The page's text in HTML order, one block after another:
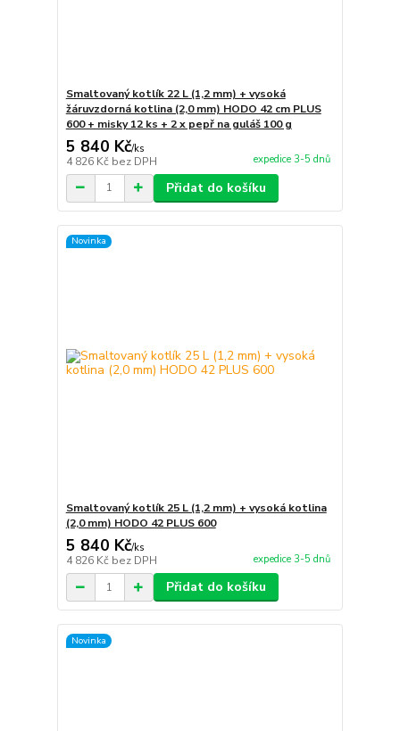
Smaltovaný kotlík 22 L (1,2 mm) + vysoká
žáruvzdorná kotlina (2,0 mm) HODO 42 cm PLUS
600 + misky 12 ks + 2 x pepř na guláš 100 g
5 840 Kč/ks
4 826 Kč bez DPH expedice 3-5 dnů
Přidat do košíku
Novinka
Smaltovaný kotlík 25 L (1,2 mm) + vysoká kotlina
(2,0 mm) HODO 42 PLUS 600
5 840 Kč/ks
4 826 Kč bez DPH expedice 3-5 dnů
Přidat do košíku
Novinka